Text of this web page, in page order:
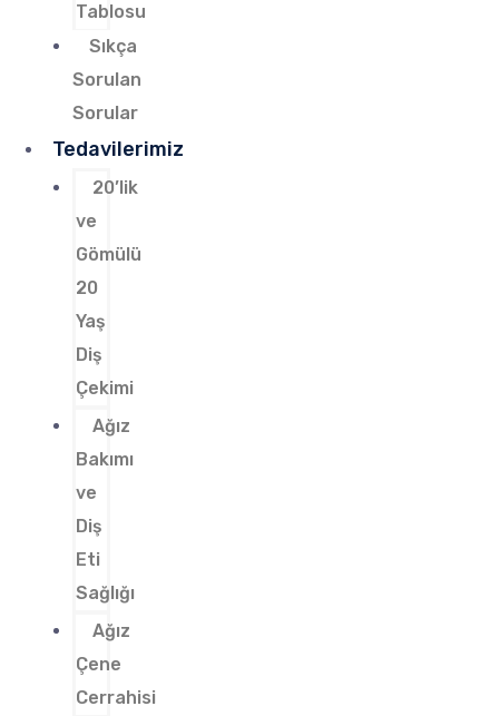
Tablosu
Sıkça
Sorulan
Sorular
Tedavilerimiz
20’lik
ve
Gömülü
20
Yaş
Diş
Çekimi
Ağız
Bakımı
ve
Diş
Eti
Sağlığı
Ağız
Çene
Cerrahisi